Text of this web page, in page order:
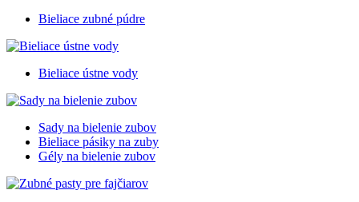
Bieliace zubné púdre
Bieliace ústne vody
Sady na bielenie zubov
Bieliace pásiky na zuby
Gély na bielenie zubov